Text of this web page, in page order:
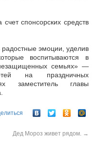
спонсорских средств
эмоции, уделив
воспитываются в
семьях» —
на праздничных
заместитель главы
Дед Мороз живет рядом. →